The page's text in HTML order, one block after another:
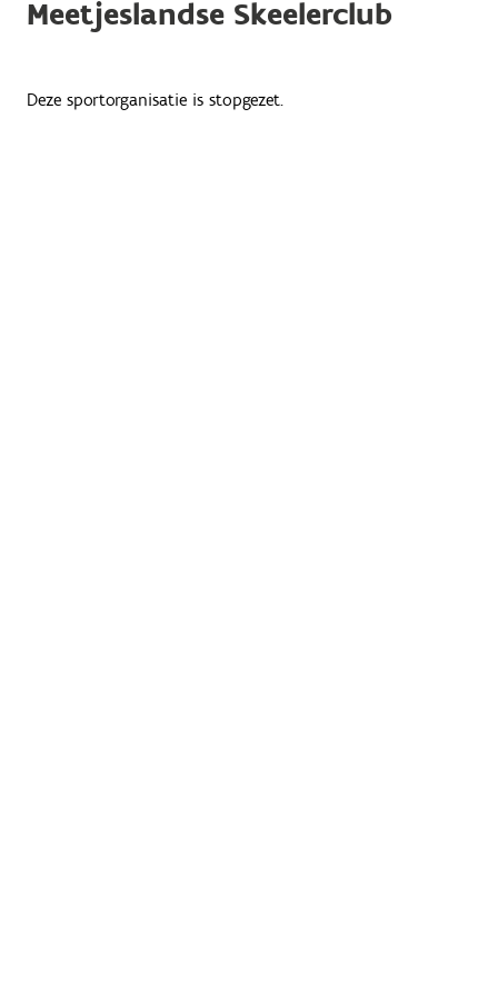
Meetjeslandse Skeelerclub
Deze sportorganisatie is stopgezet.